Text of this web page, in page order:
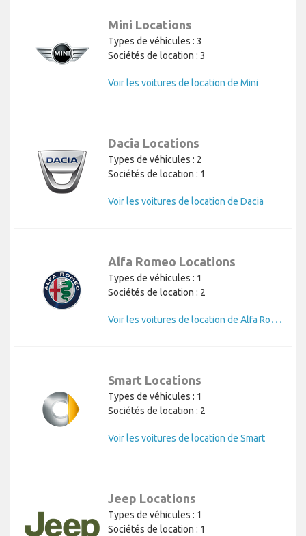
Mini Locations
Types de véhicules : 3
Sociétés de location : 3
Voir les voitures de location de Mini
Dacia Locations
Types de véhicules : 2
Sociétés de location : 1
Voir les voitures de location de Dacia
Alfa Romeo Locations
Types de véhicules : 1
Sociétés de location : 2
V
oir les voitures de location de Alfa Romeo
Smart Locations
Types de véhicules : 1
Sociétés de location : 2
Voir les voitures de location de Smart
Jeep Locations
Types de véhicules : 1
Sociétés de location : 1